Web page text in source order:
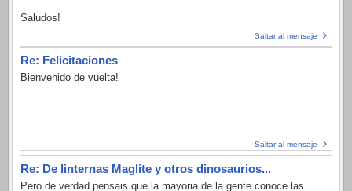
Saludos!
Saltar al mensaje
Re: Felicitaciones
Bienvenido de vuelta!
Saltar al mensaje
Re: De linternas Maglite y otros dinosaurios...
Pero de verdad pensais que la mayoria de la gente conoce las